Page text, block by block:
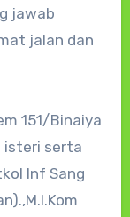
jawab
jalan dan
151/Binaiya
isteri serta
Inf Sang